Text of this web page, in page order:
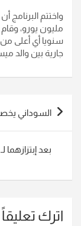
جارية بين والد
تصفّح
المقالات
السوداني
اترك تعليقاً